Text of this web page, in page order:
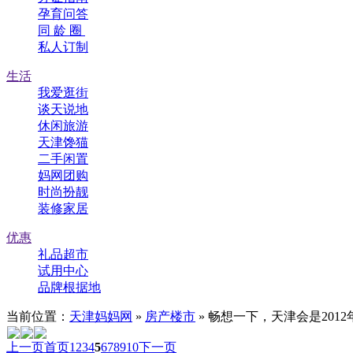
孕育问答
同 龄 圈
私人订制
生活
我爱逛街
谈天说地
休闲旅游
天津馋猫
二手闲置
妈网团购
时尚扮靓
装修家居
优惠
礼品超市
试用中心
品牌根据地
当前位置： 天津妈妈网 » 房产楼市 » 畅想一下，天津会是2012
上一页首页1 2345678910下一页